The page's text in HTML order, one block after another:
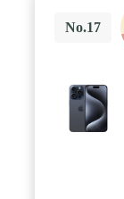
ーティング
レンズフレ
に抑えます
** この望
デザインさ
す。 スタ
体を見たり
して素晴
ータブルで
バーサルな
っかりと固
No.17